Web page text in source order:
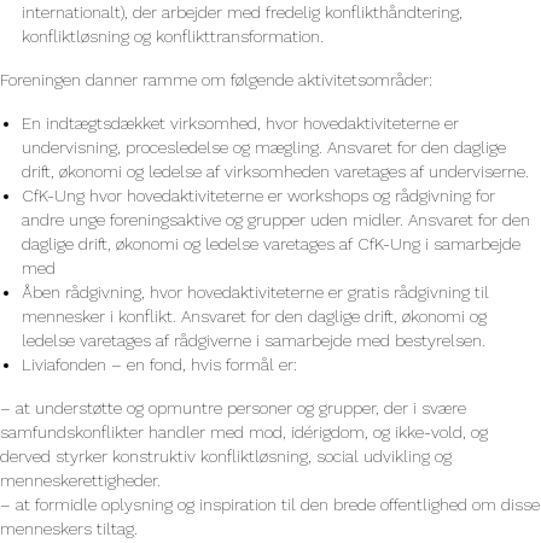
internationalt), der arbejder med fredelig konflikthåndtering,
konfliktløsning og konflikttransformation.
Foreningen danner ramme om følgende aktivitetsområder:
En indtægtsdækket virksomhed, hvor hovedaktiviteterne er
undervisning, procesledelse og mægling. Ansvaret for den daglige
drift, økonomi og ledelse af virksomheden varetages af underviserne.
CfK-Ung hvor hovedaktiviteterne er workshops og rådgivning for
andre unge foreningsaktive og grupper uden midler. Ansvaret for den
daglige drift, økonomi og ledelse varetages af CfK-Ung i samarbejde
med
Åben rådgivning, hvor hovedaktiviteterne er gratis rådgivning til
mennesker i konflikt. Ansvaret for den daglige drift, økonomi og
ledelse varetages af rådgiverne i samarbejde med bestyrelsen.
Liviafonden – en fond, hvis formål er:
– at understøtte og opmuntre personer og grupper, der i svære
samfundskonflikter handler med mod, idérigdom, og ikke-vold, og
derved styrker konstruktiv konfliktløsning, social udvikling og
menneskerettigheder.
– at formidle oplysning og inspiration til den brede offentlighed om disse
menneskers tiltag.